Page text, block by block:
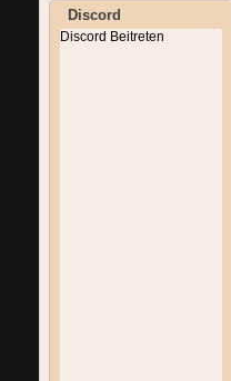
Discord
Discord Beitreten